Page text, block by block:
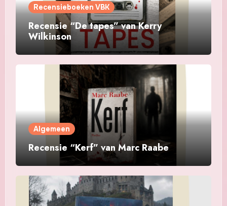
Recensieboeken VBK
Recensie “De tapes” van Kerry
Wilkinson
Algemeen
Recensie “Kerf” van Marc Raabe